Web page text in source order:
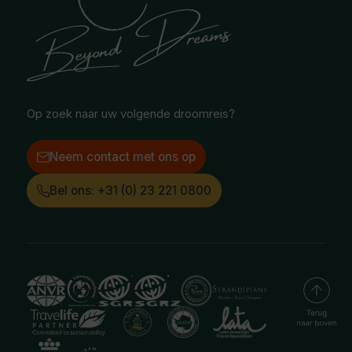
Poolgebied
Selfdrive reizen
Treinreizen
Reisvoorwaarden
Vacatures
Facebook
Instagram
Op zoek naar uw volgende droomreis?
Neem contact met ons op
Bel ons: +31 (0) 23 221 0800